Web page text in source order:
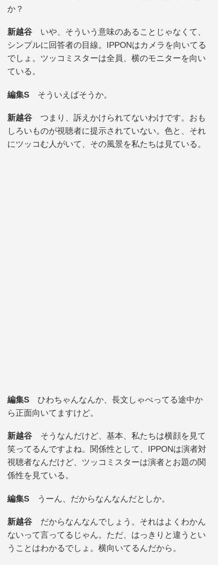
か？
新越谷 いや、そういう意味のあることじゃなくて、
シンプルに回答者の目線。IPPONはカメラを向いてる
でしょ。ツッコミスターは全員、横のモニターを向い
ている。
編集S そういえばそうか。
新越谷 つまり、訴えかけられてないわけです。おも
しろいものが視聴者に提示されていない。色と、それ
にツッコむ人がいて、その風景を私たちは見ている。
編集S ひわちゃんなんか、長文しゃべってる途中か
ら正面向いてますけど。
新越谷 そうなんだけど、基本、私たちは横顔を見て
笑ってるんですよね。関係性として、IPPONは演者対
視聴者なんだけど、ツッコミスターは演者とお題の関
係性を見ている。
編集S うーん、だからなんなんだとしか。
新越谷 だからなんなんでしょう。それはよくわかん
ないって言ってるじゃん。ただ、はっきりと違うとい
うことはわかるでしょ。横向いてるんだから。